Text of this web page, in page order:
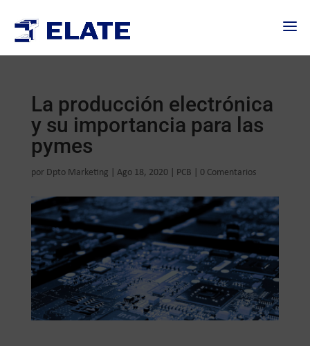
La producción electrónica
y su importancia para las
pymes
por Dpto Marketing Ago 18, 2020| PCB 0 Comentarios